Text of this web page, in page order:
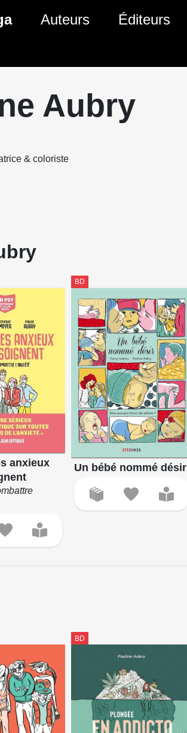
Manga
Auteurs Éditeurs
Aubry
& coloriste
anxieux
BD
Un bébé nommé désir
BD